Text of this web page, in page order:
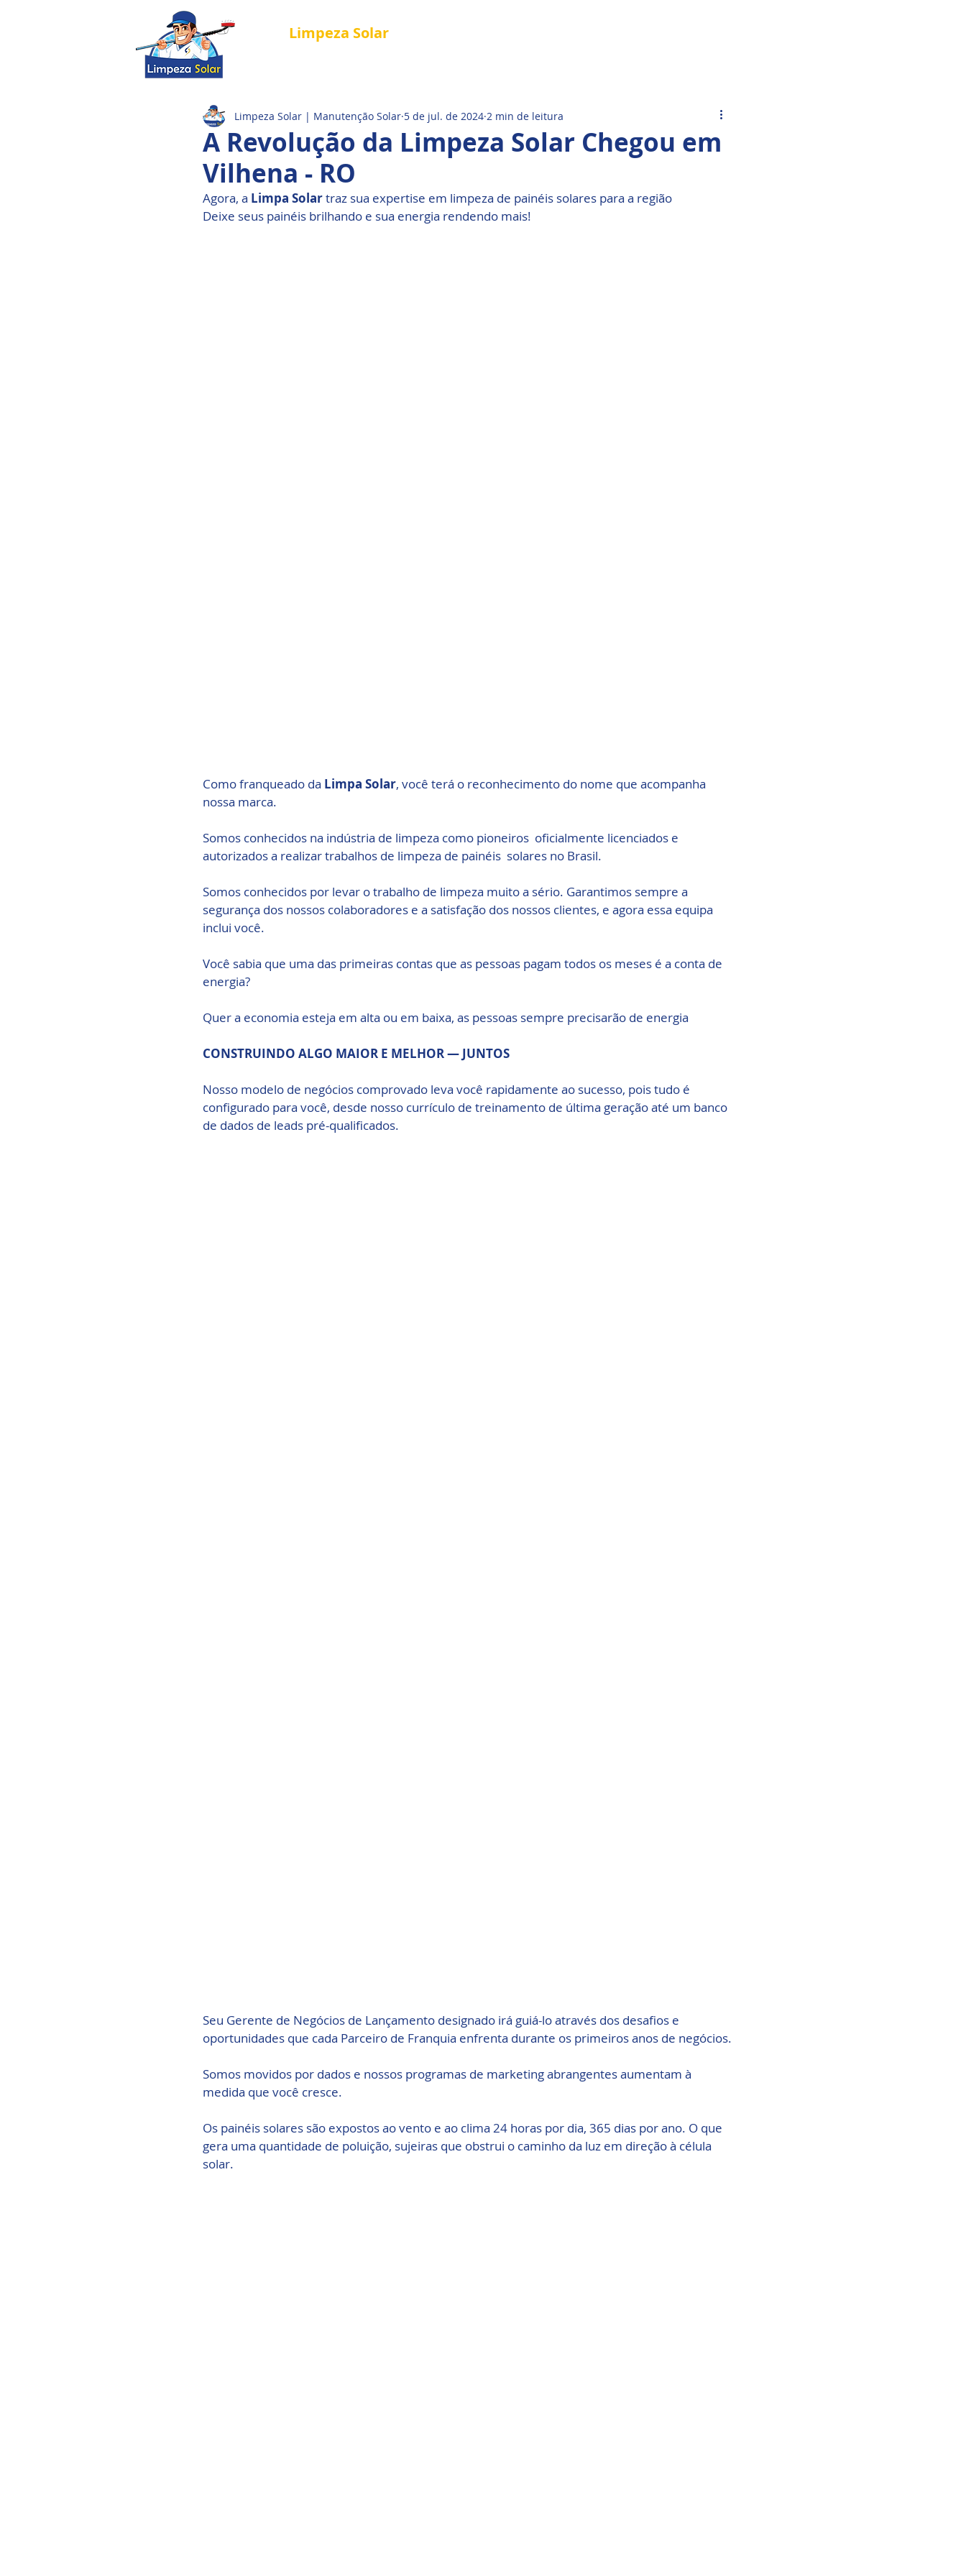
Limpeza Solar
A Revolução da Limpeza Solar Chegou em
Vilhena - RO
Limpeza Solar | Manutenção Solar 5 de jul. de 2024 2 min de leitura
Agora, a Limpa Solar traz sua expertise em limpeza de painéis solares para a região
Deixe seus painéis brilhando e sua energia rendendo mais!
Como franqueado da Limpa Solar, você terá o reconhecimento do nome que acompanha
nossa marca.
Somos conhecidos na indústria de limpeza como pioneiros  oficialmente licenciados e
autorizados a realizar trabalhos de limpeza de painéis  solares no Brasil.
Somos conhecidos por levar o trabalho de limpeza muito a sério. Garantimos sempre a
segurança dos nossos colaboradores e a satisfação dos nossos clientes, e agora essa equipa
inclui você.
Você sabia que uma das primeiras contas que as pessoas pagam todos os meses é a conta de
energia?
Quer a economia esteja em alta ou em baixa, as pessoas sempre precisarão de energia
CONSTRUINDO ALGO MAIOR E MELHOR — JUNTOS
Nosso modelo de negócios comprovado leva você rapidamente ao sucesso, pois tudo é
configurado para você, desde nosso currículo de treinamento de última geração até um banco
de dados de leads pré-qualificados.
Seu Gerente de Negócios de Lançamento designado irá guiá-lo através dos desafios e
oportunidades que cada Parceiro de Franquia enfrenta durante os primeiros anos de negócios.
Somos movidos por dados e nossos programas de marketing abrangentes aumentam à
medida que você cresce.
Os painéis solares são expostos ao vento e ao clima 24 horas por dia, 365 dias por ano. O que
gera uma quantidade de poluição, sujeiras que obstrui o caminho da luz em direção à célula
solar.